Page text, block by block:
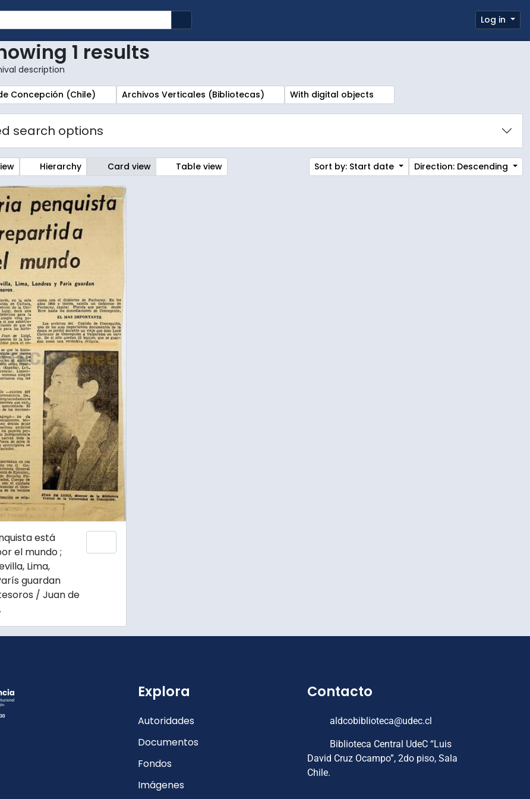
Quick linksLog in
1 results
description
Concepción (Chile) Remove filter:
Archivos Verticales (Bibliotecas) Remove filter:
With digital objects
search options
Hierarchy Card view Table view Sort by: Start date Direction: Descending
está
el mundo ;
Lima,
guardan
/ Juan de
Explora
Autoridades
Documentos
Fondos
Imágenes
Contacto
aldcobiblioteca@udec.cl
Biblioteca Central UdeC “Luis
David Cruz Ocampo”, 2do piso, Sala
Chile.